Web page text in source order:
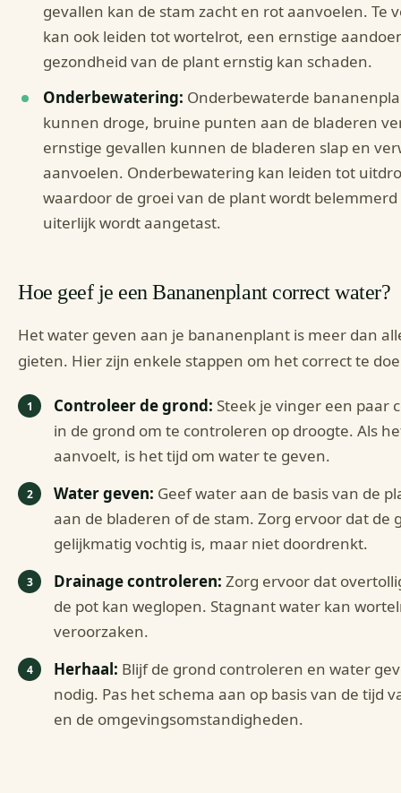
gevallen kan de stam zacht en rot aanvoelen. Te
kan ook leiden tot wortelrot, een ernstige
gezondheid van de plant ernstig kan schaden.
Onderbewatering: Onderbewaterde
kunnen droge, bruine punten aan de bladeren
ernstige gevallen kunnen de bladeren slap en
aanvoelen. Onderbewatering kan leiden tot
waardoor de groei van de plant wordt
uiterlijk wordt aangetast.
Hoe geef je een Bananenplant correct water?
Het water geven aan je bananenplant is meer dan
gieten. Hier zijn enkele stappen om het correct te
Controleer de grond: Steek je vinger een paar
in de grond om te controleren op droogte. Als
aanvoelt, is het tijd om water te geven.
Water geven: Geef water aan de basis van de
aan de bladeren of de stam. Zorg ervoor dat de
gelijkmatig vochtig is, maar niet doordrenkt.
Drainage controleren: Zorg ervoor dat
de pot kan weglopen. Stagnant water kan
veroorzaken.
Herhaal: Blijf de grond controleren en water
nodig. Pas het schema aan op basis van de tijd
en de omgevingsomstandigheden.